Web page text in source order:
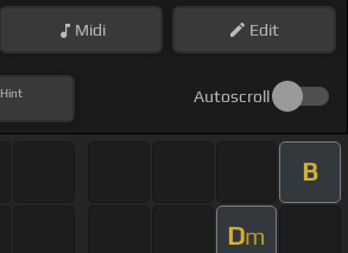
Midi Edit
Hint Autoscroll
B
Dm